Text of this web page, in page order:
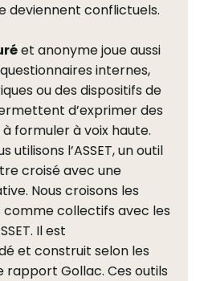
deviennent conflictuels.
et anonyme joue aussi
internes,
ou des dispositifs de
d’exprimer des
formuler à voix haute.
utilisons l’ASSET, un outil
croisé avec une
Nous croisons les
comme collectifs avec les
Il est
et construit selon les
rapport Gollac. Ces outils